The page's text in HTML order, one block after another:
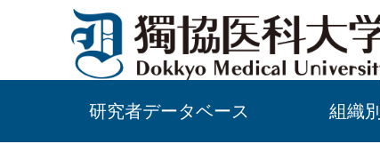
研究者データベース 組織